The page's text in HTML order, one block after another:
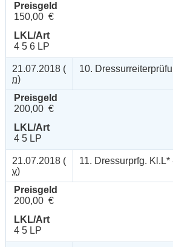
Preisgeld
150,00 €
LKL/Art
4 5 6 LP
21.07.2018 (
n)
10.
Preisgeld
200,00 €
LKL/Art
4 5 LP
21.07.2018 (
v)
11. Dressurprfg. Kl.L*
Preisgeld
200,00 €
LKL/Art
4 5 LP